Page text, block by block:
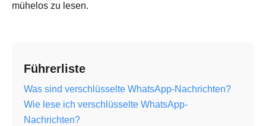
mühelos zu lesen.
Führerliste
Was sind verschlüsselte WhatsApp-Nachrichten?
Wie lese ich verschlüsselte WhatsApp-
Nachrichten?